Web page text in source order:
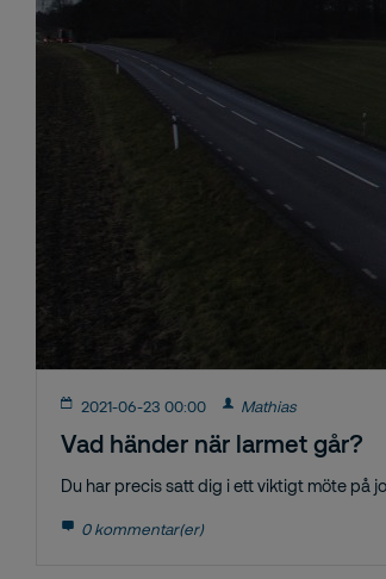
2021-06-23 00:00 Mathias
Vad händer när larmet går?
Du har precis satt dig i ett viktigt möte på
0 kommentar(er)